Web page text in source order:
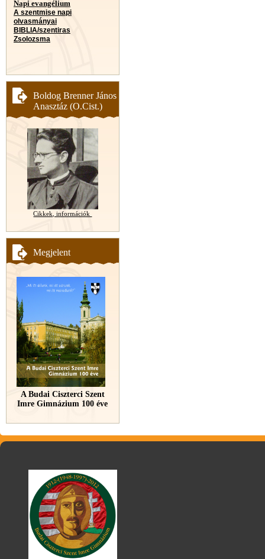
Napi evangélium
A szentmise napi
olvasmányai
BIBLIA/szentiras
Zsolozsma
Boldog Brenner János
Anasztáz (O.Cist.)
Cikkek, információk
Megjelent
A Budai Ciszterci Szent
Imre Gimnázium 100 éve